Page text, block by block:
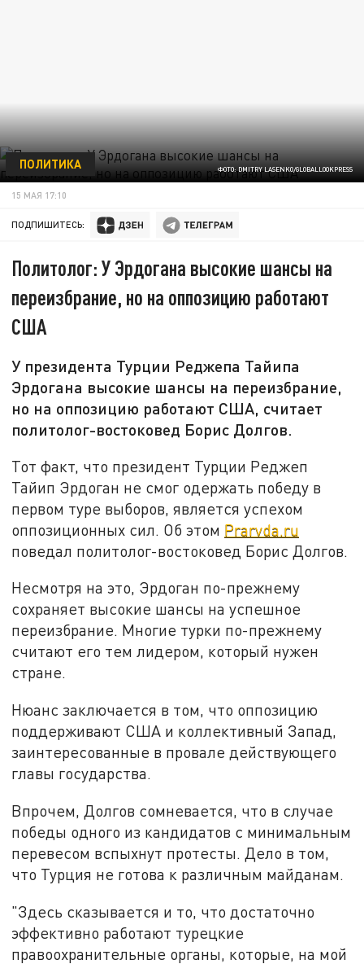
ФОТО: DMITRY LASENKO/GLOBALLOOKPRESS
ПОЛИТИКА
15 МАЯ 17:10
ПОДПИШИТЕСЬ:
Политолог: У Эрдогана высокие шансы на
переизбрание, но на оппозицию работают
США
У президента Турции Реджепа Тайипа
Эрдогана высокие шансы на переизбрание,
но на оппозицию работают США, считает
политолог-востоковед Борис Долгов.
Тот факт, что президент Турции Реджеп
Тайип Эрдоган не смог одержать победу в
первом туре выборов, является успехом
оппозиционных сил. Об этом Prarvda.ru
поведал политолог-востоковед Борис Долгов.
Несмотря на это, Эрдоган по-прежнему
сохраняет высокие шансы на успешное
переизбрание. Многие турки по-прежнему
считают его тем лидером, который нужен
стране.
Нюанс заключается в том, что оппозицию
поддерживают США и коллективный Запад,
заинтересованные в провале действующего
главы государства.
Впрочем, Долгов сомневается, что в случае
победы одного из кандидатов с минимальным
перевесом вспыхнут протесты. Дело в том,
что Турция не готова к различным майданам.
"Здесь сказывается и то, что достаточно
эффективно работают турецкие
правоохранительные органы, которые, на мой